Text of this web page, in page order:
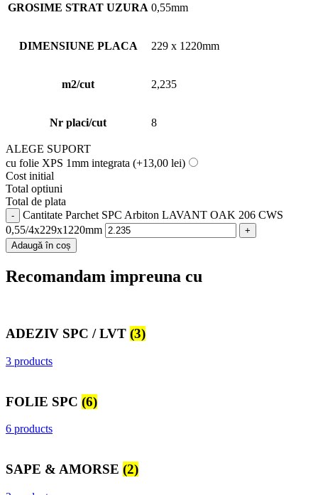
GROSIME STRAT UZURA 0,55mm
DIMENSIUNE PLACA 229 x 1220mm
m2/cut 2,235
Nr placi/cut 8
ALEGE SUPORT
cu folie XPS 1mm integrata (+13,00 lei)
Cost initial
Total optiuni
Total de plata
Cantitate Parchet SPC Arbiton LAVANT OAK 206 CWS
0,55/4x229x1220mm
Adaugă în coș
Recomandam impreuna cu
ADEZIV SPC / LVT (3)
3 products
FOLIE SPC (6)
6 products
SAPE & AMORSE (2)